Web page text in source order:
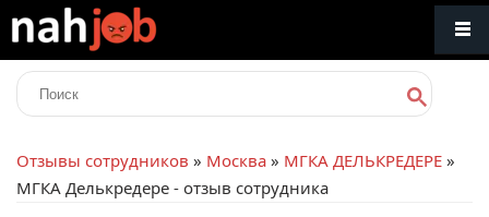
Отзывы сотрудников » Москва » МГКА ДЕЛЬКРЕДЕРЕ »
МГКА Делькредере - отзыв сотрудника